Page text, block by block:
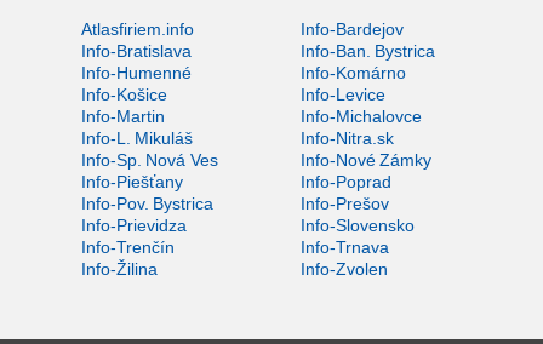
Atlasfiriem.info
Info-Bardejov
Info-Bratislava
Info-Ban. Bystrica
Info-Humenné
Info-Komárno
Info-Košice
Info-Levice
Info-Martin
Info-Michalovce
Info-L. Mikuláš
Info-Nitra.sk
Info-Sp. Nová Ves
Info-Nové Zámky
Info-Piešťany
Info-Poprad
Info-Pov. Bystrica
Info-Prešov
Info-Prievidza
Info-Slovensko
Info-Trenčín
Info-Trnava
Info-Žilina
Info-Zvolen